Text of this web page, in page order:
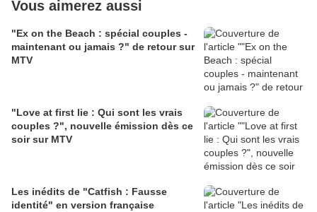
Vous aimerez aussi
"Ex on the Beach : spécial couples -
maintenant ou jamais ?" de retour sur
MTV
"Love at first lie : Qui sont les vrais
couples ?", nouvelle émission dès ce
soir sur MTV
Les inédits de "Catfish : Fausse
identité" en version française